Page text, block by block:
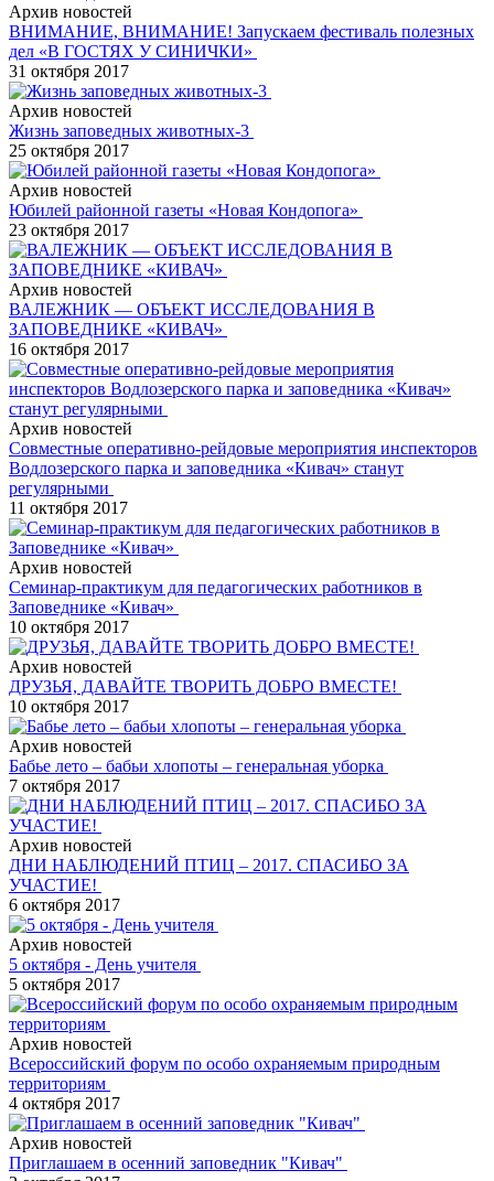
Архив новостей
ВНИМАНИЕ, ВНИМАНИЕ! Запускаем фестиваль полезных
дел «В ГОСТЯХ У СИНИЧКИ»
31 октября 2017
Архив новостей
Жизнь заповедных животных-3
25 октября 2017
Архив новостей
Юбилей районной газеты «Новая Кондопога»
23 октября 2017
Архив новостей
ВАЛЕЖНИК — ОБЪЕКТ ИССЛЕДОВАНИЯ В
ЗАПОВЕДНИКЕ «КИВАЧ»
16 октября 2017
Архив новостей
Совместные оперативно-рейдовые мероприятия инспекторов
Водлозерского парка и заповедника «Кивач» станут
регулярными
11 октября 2017
Архив новостей
Семинар-практикум для педагогических работников в
Заповеднике «Кивач»
10 октября 2017
Архив новостей
ДРУЗЬЯ, ДАВАЙТЕ ТВОРИТЬ ДОБРО ВМЕСТЕ!
10 октября 2017
Архив новостей
Бабье лето – бабьи хлопоты – генеральная уборка
7 октября 2017
Архив новостей
ДНИ НАБЛЮДЕНИЙ ПТИЦ – 2017. СПАСИБО ЗА
УЧАСТИЕ!
6 октября 2017
Архив новостей
5 октября - День учителя
5 октября 2017
Архив новостей
Всероссийский форум по особо охраняемым природным
территориям
4 октября 2017
Архив новостей
Приглашаем в осенний заповедник "Кивач"